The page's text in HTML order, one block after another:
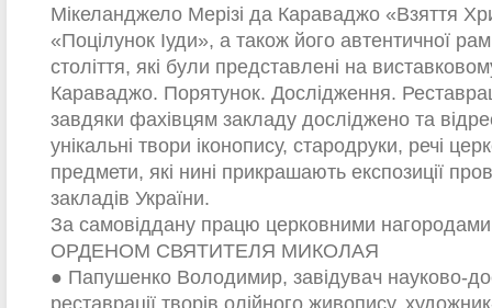
Мікеланджело Мерізі да Караваджо «Взяття
«Поцілунок Іуди», а також його автентичної
століття, які були представлені на
Караваджо. Порятунок. Дослідження.
завдяки фахівцям закладу досліджено та
унікальні твори іконопису, стародруки, речі
предмети, які нині прикрашають експозиції
закладів України.
За самовіддану працю церковними нагородами
ОРДЕНОМ СВЯТИТЕЛЯ МИКОЛАЯ
● Папушенко Володимир, завідувач науково-
реставрації творів олійного живопису,